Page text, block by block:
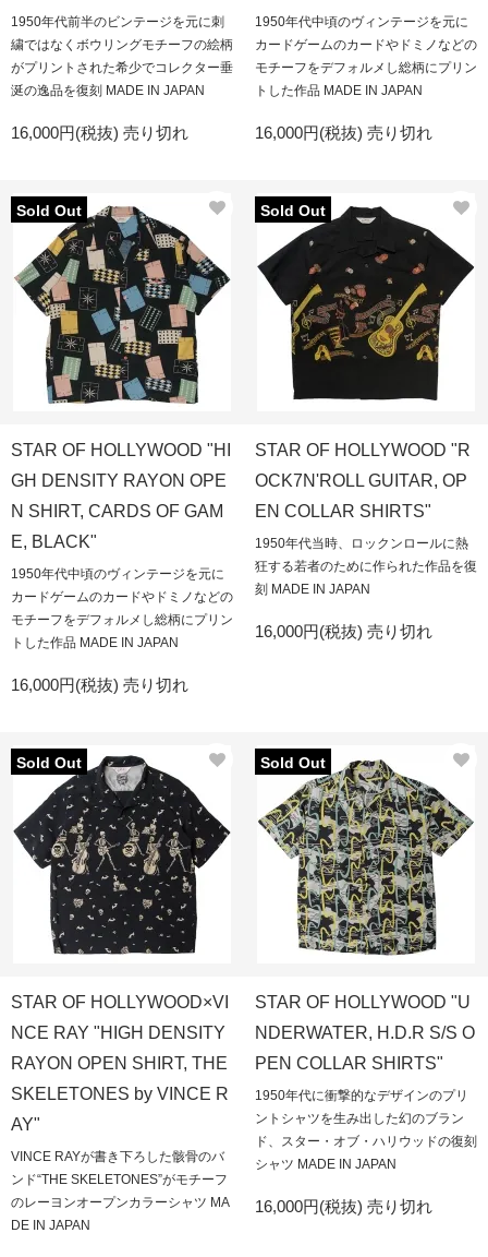
1950年代前半のビンテージを元に刺
繍ではなくボウリングモチーフの絵柄
がプリントされた希少でコレクター垂
涎の逸品を復刻 MADE IN JAPAN
16,000円(税抜) 売り切れ
1950年代中頃のヴィンテージを元に
カードゲームのカードやドミノなどの
モチーフをデフォルメし総柄にプリン
トした作品 MADE IN JAPAN
16,000円(税抜) 売り切れ
Sold Out
STAR OF HOLLYWOOD "HI
GH DENSITY RAYON OPE
N SHIRT, CARDS OF GAM
E, BLACK"
1950年代中頃のヴィンテージを元に
カードゲームのカードやドミノなどの
モチーフをデフォルメし総柄にプリン
トした作品 MADE IN JAPAN
16,000円(税抜) 売り切れ
Sold Out
STAR OF HOLLYWOOD "R
OCK7N'ROLL GUITAR, OP
EN COLLAR SHIRTS"
1950年代当時、ロックンロールに熱
狂する若者のために作られた作品を復
刻 MADE IN JAPAN
16,000円(税抜) 売り切れ
Sold Out
STAR OF HOLLYWOOD×VI
NCE RAY "HIGH DENSITY
RAYON OPEN SHIRT, THE
SKELETONES by VINCE R
AY"
VINCE RAYが書き下ろした骸骨のバ
ンド“THE SKELETONES”がモチーフ
のレーヨンオープンカラーシャツ MA
DE IN JAPAN
Sold Out
STAR OF HOLLYWOOD "U
NDERWATER, H.D.R S/S O
PEN COLLAR SHIRTS"
1950年代に衝撃的なデザインのプリ
ントシャツを生み出した幻のブラン
ド、スター・オブ・ハリウッドの復刻
シャツ MADE IN JAPAN
16,000円(税抜) 売り切れ